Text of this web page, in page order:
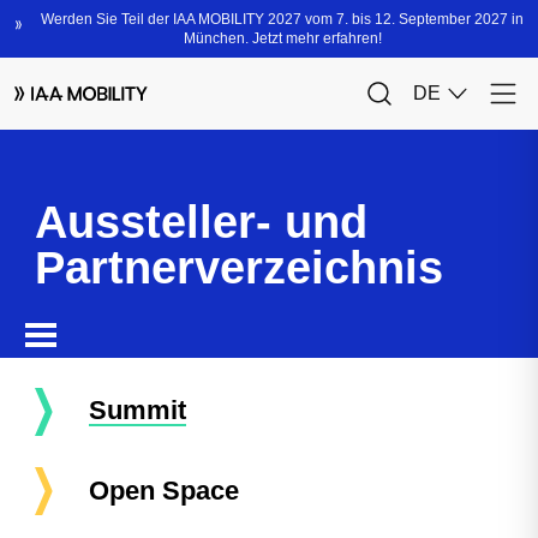
Aussteller- und
Partnerverzeichnis
Summit
Open Space